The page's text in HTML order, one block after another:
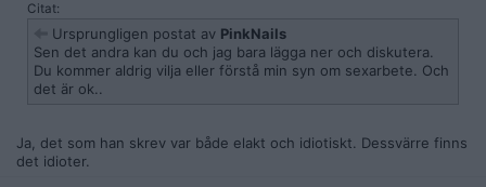
Citat:
Ursprungligen postat av PinkNails
Sen det andra kan du och jag bara lägga ner och diskutera.
Du kommer aldrig vilja eller förstå min syn om sexarbete. Och
det är ok..
Ja, det som han skrev var både elakt och idiotiskt. Dessvärre finns
det idioter.